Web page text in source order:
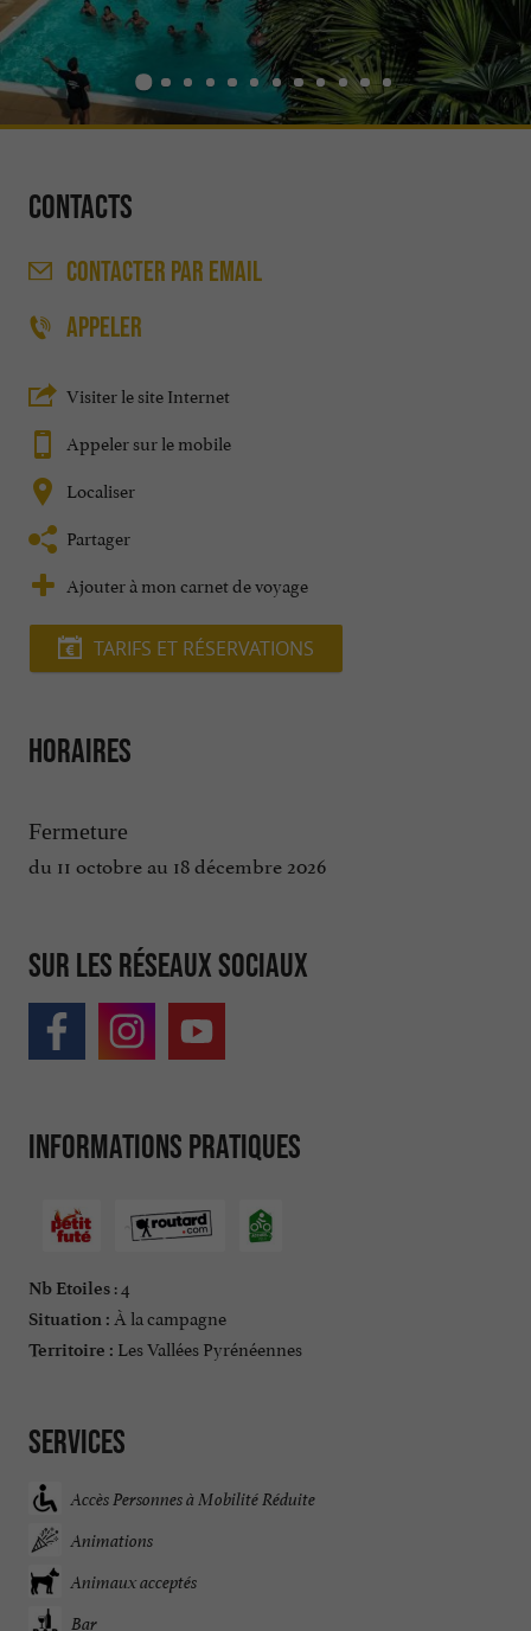
Contacts
CONTACTER PAR EMAIL
APPELER
Visiter le site Internet
Appeler sur le mobile
Localiser
Partager
Ajouter à mon carnet de voyage
TARIFS ET RÉSERVATIONS
Horaires
Fermeture
du 11 octobre au 18 décembre 2026
Sur les réseaux sociaux
Informations pratiques
Nb Etoiles : 4
Situation : À la campagne
Territoire : Les Vallées Pyrénéennes
Services
Accès Personnes à Mobilité Réduite
Animations
Animaux acceptés
Bar